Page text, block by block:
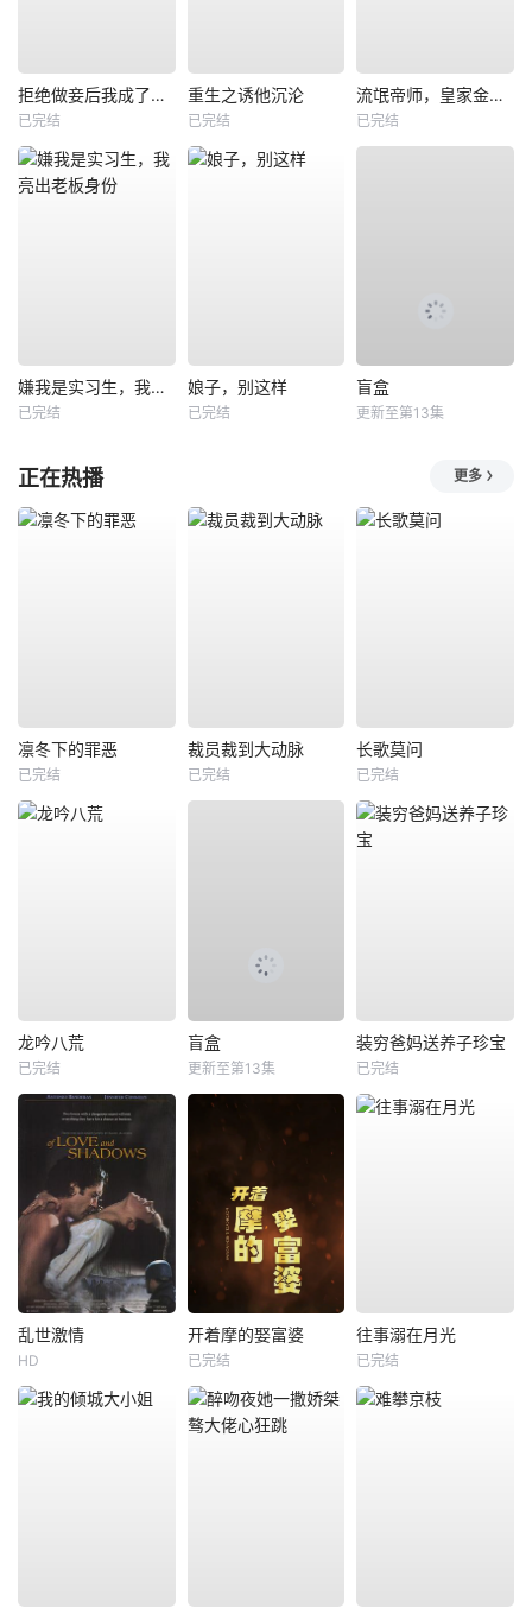
拒绝做妾后我成了太子侧妃
已完结
重生之诱他沉沦
已完结
流氓帝师，皇家金牌县令
已完结
嫌我是实习生，我亮出老板身份
已完结
娘子，别这样
已完结
盲盒
更新至第13集
正在热播 更多
凛冬下的罪恶
已完结
裁员裁到大动脉
已完结
长歌莫问
已完结
龙吟八荒
已完结
盲盒
更新至第13集
装穷爸妈送养子珍宝
已完结
乱世激情
HD
开着摩的娶富婆
已完结
往事溺在月光
已完结